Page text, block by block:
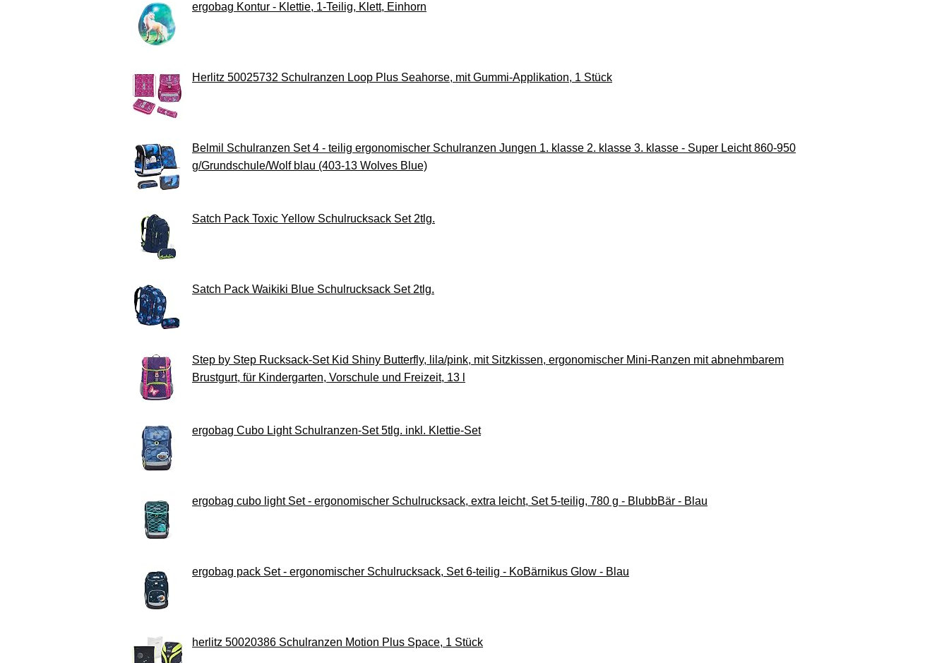
ergobag Kontur - Klettie, 1-Teilig, Klett, Einhorn
Herlitz 50025732 Schulranzen Loop Plus Seahorse, mit Gummi-Applikation, 1 Stück
Belmil Schulranzen Set 4 - teilig ergonomischer Schulranzen Jungen 1. klasse 2. klasse 3. klasse - Super Leicht 860-950
g/Grundschule/Wolf blau (403-13 Wolves Blue)
Satch Pack Toxic Yellow Schulrucksack Set 2tlg.
Satch Pack Waikiki Blue Schulrucksack Set 2tlg.
Step by Step Rucksack-Set Kid Shiny Butterfly, lila/pink, mit Sitzkissen, ergonomischer Mini-Ranzen mit abnehmbarem
Brustgurt, für Kindergarten, Vorschule und Freizeit, 13 l
ergobag Cubo Light Schulranzen-Set 5tlg. inkl. Klettie-Set
ergobag cubo light Set - ergonomischer Schulrucksack, extra leicht, Set 5-teilig, 780 g - BlubbBär - Blau
ergobag pack Set - ergonomischer Schulrucksack, Set 6-teilig - KoBärnikus Glow - Blau
herlitz 50020386 Schulranzen Motion Plus Space, 1 Stück